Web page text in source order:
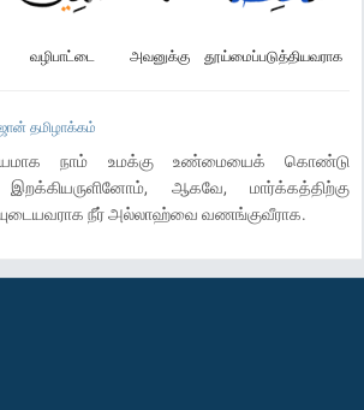
தூய்மைப்படுத்தியவராக
அவனுக்கு
வழிபாட்டை
தமிழாக்கம்
நாம் உமக்கு உண்மையைக் கொண்டு
ஆகவே, மார்க்கத்திற்கு
நீர் அல்லாஹ்வை வணங்குவீராக.